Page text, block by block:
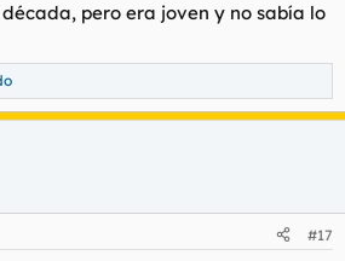
pero era joven y no sabía lo
#17